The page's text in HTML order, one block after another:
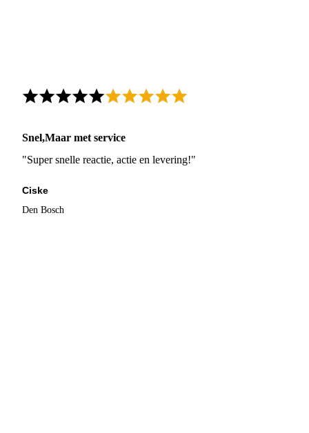
Snel,Maar met service
"Super snelle reactie, actie en levering!"
Ciske
Den Bosch